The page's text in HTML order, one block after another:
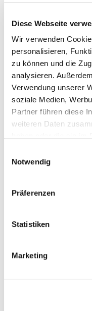
Diese Webseite
Wir verwenden
personalisieren,
zu können und die
analysieren.
Verwendung unserer
soziale Medien,
Partner führen diese
weiteren Daten
Notwendig
Präferenzen
Statistiken
Marketing
Marketing (15)
Marketing-Cookies
auf Webseiten zu
zeigen, die relevant
Benutzer sind und
werbetreibende
Name Anbieter
ROLLOUT_
__Secure-